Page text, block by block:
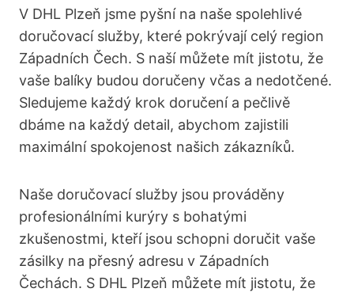
V DHL Plzeň jsme pyšní na naše spolehlivé
doručovací služby, které pokrývají celý region
Západních Čech. S naší můžete mít jistotu, že
vaše balíky budou doručeny včas a nedotčené.
Sledujeme každý krok doručení a pečlivě
dbáme na každý detail, abychom zajistili
maximální spokojenost našich zákazníků.
Naše doručovací služby jsou prováděny
profesionálními kurýry s bohatými
zkušenostmi, kteří jsou schopni doručit vaše
zásilky na přesný adresu v Západních
Čechách. S DHL Plzeň můžete mít jistotu, že